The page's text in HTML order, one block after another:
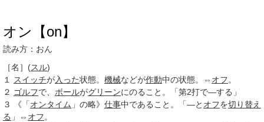
オン【on】
読み方：おん
［名］ (スル)
１
スイッチが入った状態。 機械などが作動中の状態。⇔ オフ。
２ ゴルフで、 ボールがグリーンにのること。「第2打で―する」
３
《「オンタイム 」の略》 仕事中であること。「―と オフを切り替え
る 」⇔ オフ。